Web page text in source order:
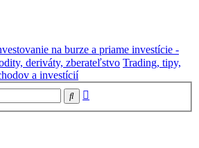
na burze a priame investície -
deriváty, zberateľstvo Trading, tipy,
a investícií
Hľadať